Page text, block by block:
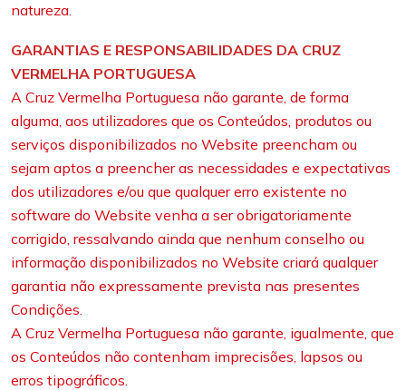
natureza.
GARANTIAS E RESPONSABILIDADES DA CRUZ
VERMELHA PORTUGUESA
A Cruz Vermelha Portuguesa não garante, de forma
alguma, aos utilizadores que os Conteúdos, produtos ou
serviços disponibilizados no Website preencham ou
sejam aptos a preencher as necessidades e expectativas
dos utilizadores e/ou que qualquer erro existente no
software do Website venha a ser obrigatoriamente
corrigido, ressalvando ainda que nenhum conselho ou
informação disponibilizados no Website criará qualquer
garantia não expressamente prevista nas presentes
Condições.
A Cruz Vermelha Portuguesa não garante, igualmente, que
os Conteúdos não contenham imprecisões, lapsos ou
erros tipográficos.